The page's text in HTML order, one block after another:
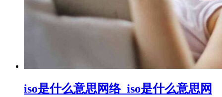
iso是什么意思网络_iso是什么意思网